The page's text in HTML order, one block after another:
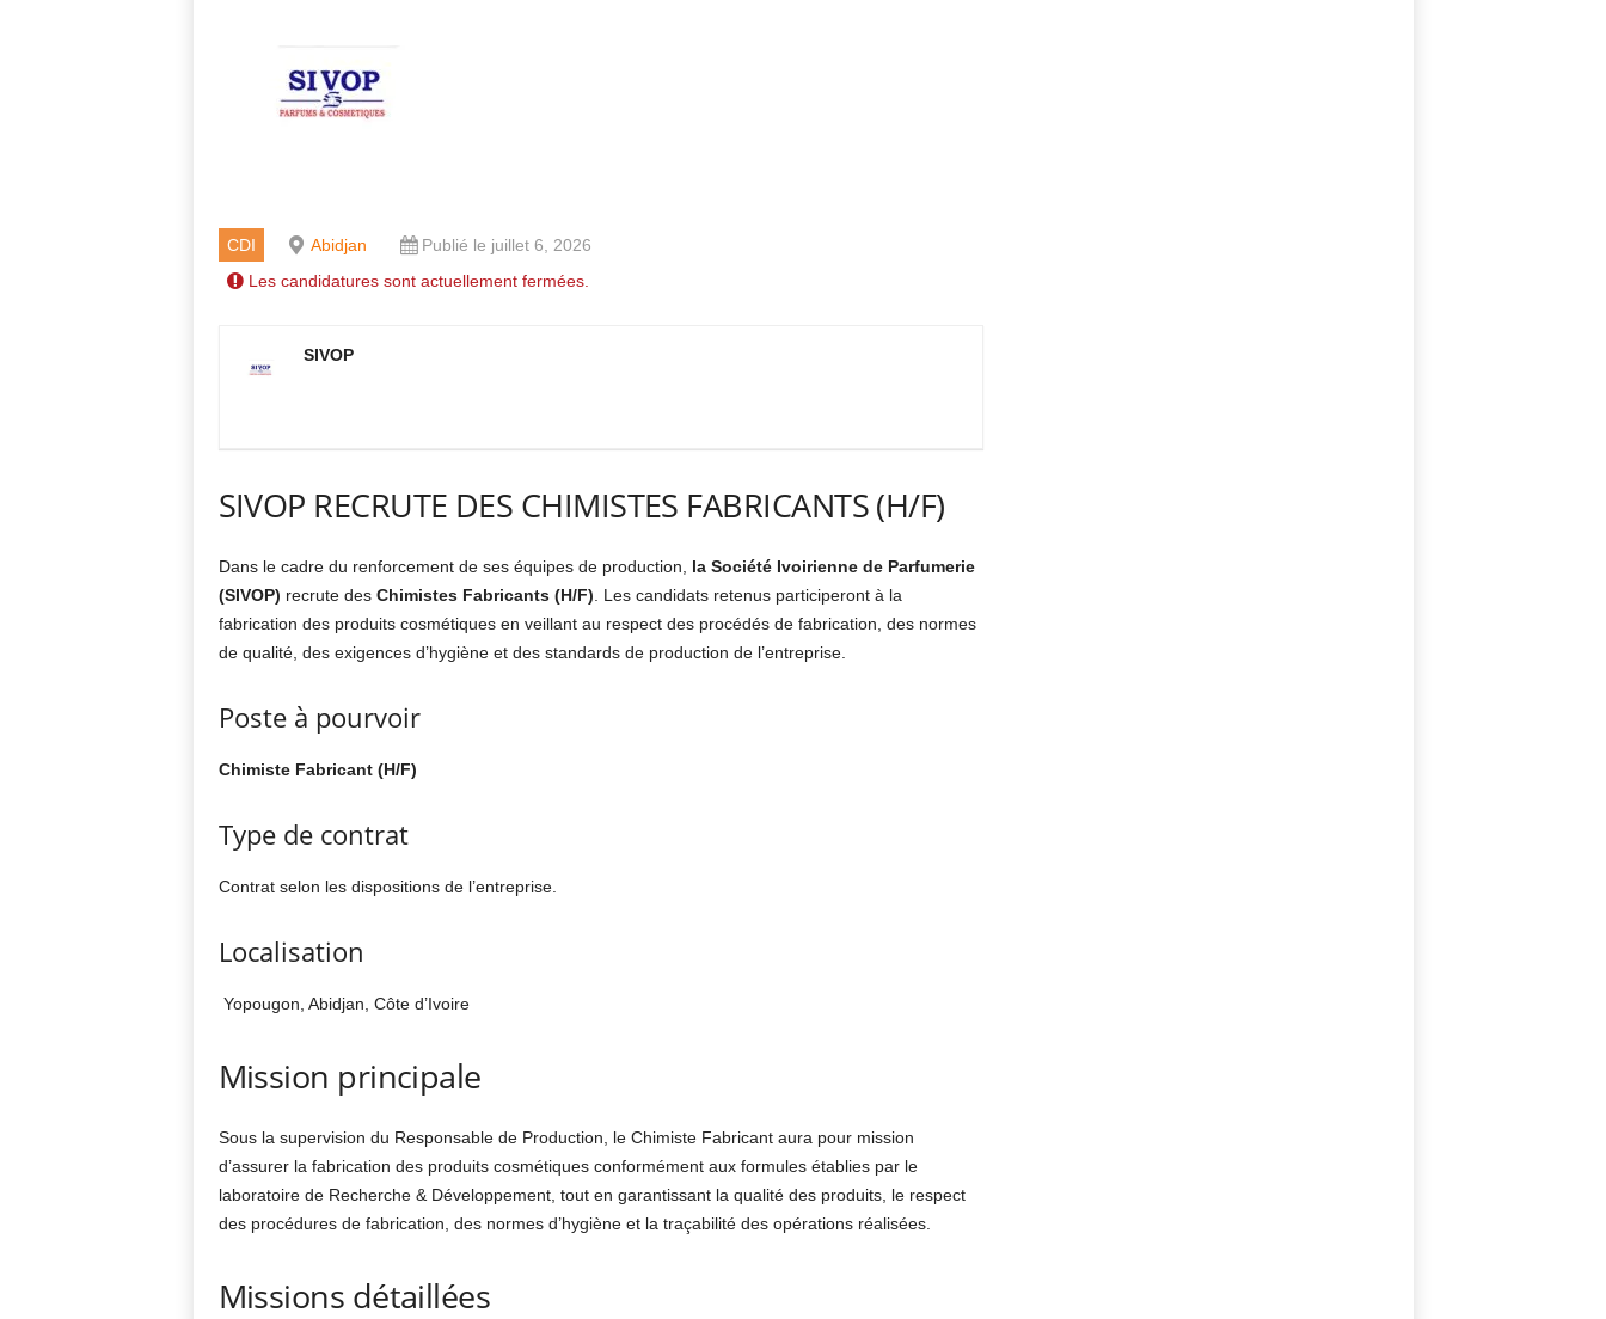
CDI Abidjan
Publié le juillet 6, 2026
Les candidatures sont actuellement fermées.
SIVOP
SIVOP RECRUTE DES CHIMISTES FABRICANTS (H/F)
Dans le cadre du renforcement de ses équipes de production, la Société Ivoirienne de Parfumerie
(SIVOP) recrute des Chimistes Fabricants (H/F) . Les candidats retenus participeront à la
fabrication des produits cosmétiques en veillant au respect des procédés de fabrication, des normes
de qualité, des exigences d’hygiène et des standards de production de l’entreprise.
Poste à pourvoir
Chimiste Fabricant (H/F)
Type de contrat
Contrat selon les dispositions de l’entreprise.
Localisation
Yopougon, Abidjan, Côte d’Ivoire
Mission principale
Sous la supervision du Responsable de Production, le Chimiste Fabricant aura pour mission
d’assurer la fabrication des produits cosmétiques conformément aux formules établies par le
laboratoire de Recherche & Développement, tout en garantissant la qualité des produits, le respect
des procédures de fabrication, des normes d’hygiène et la traçabilité des opérations réalisées.
Missions détaillées